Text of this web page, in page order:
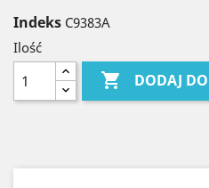
Indeks C9383A
Ilość
 DODAJ